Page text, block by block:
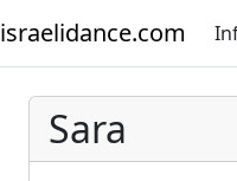
israelidance.com
Sara